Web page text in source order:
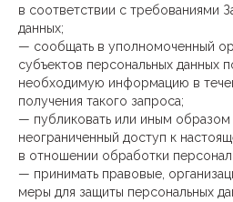
в соответствии с требованиями
данных;
— сообщать в уполномоченный
субъектов персональных данных
необходимую информацию в
получения такого запроса;
— публиковать или иным образом
неограниченный доступ к
в отношении обработки
— принимать правовые,
меры для защиты персональных